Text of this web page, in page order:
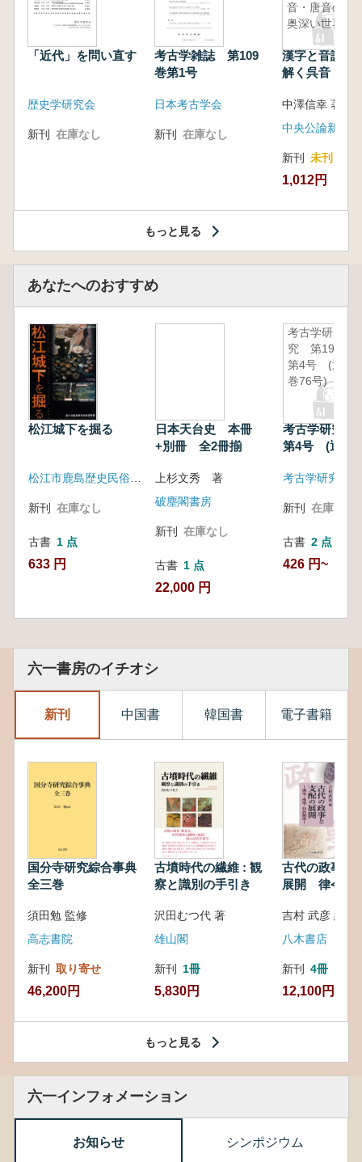
「近代」を問い直す
歴史学研究会
新刊 在庫なし
考古学雑誌 第109
巻第1号
日本考古学会
新刊 在庫なし
音・唐音の
奥深い世界
漢字と音読み
解く呉音・漢
中澤信幸 著
中央公論新社
新刊 未刊
1,012円
もっと見る
あなたへのおすすめ
松江城下を掘る
新刊 在庫なし
古書 1 点
633 円
日本天台史 本冊
+別冊 全2冊揃
上杉文秀 著
破塵閣書房
新刊 在庫なし
古書 1 点
22,000 円
考古学研
究 第19巻
第4号 (通
巻76号)
考古学研究
第4号 (通巻
考古学研究会
新刊 在庫なし
古書 2 点
426 円~
六一書房のイチオシ
新刊 中国書 韓国書 電子書籍
国分寺研究綜合事典
全三巻
須田勉 監修
高志書院
新刊 取り寄せ
46,200円
古墳時代の繊維 : 観
察と識別の手引き
沢田むつ代 著
雄山閣
新刊 1冊
5,830円
古代の政事と
展開 律令・
吉村 武彦 編集
八木書店
新刊 4冊
12,100円
もっと見る
六一インフォメーション
お知らせ シンポジウム